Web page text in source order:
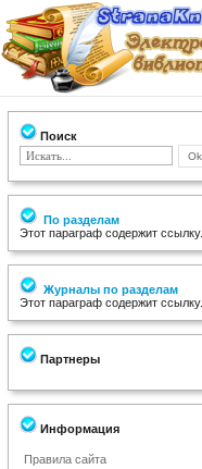
Поиск
По разделам
Этот параграф содержит ссылку.
Журналы по разделам
Этот параграф содержит ссылку.
Партнеры
Информация
Правила сайта